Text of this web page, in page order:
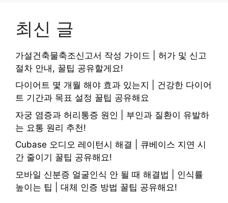
최신 글
가설건축물축조신고서 작성 가이드 | 허가 및 신고
절차 안내, 꿀팁 공유할게요!
다이어트 몇 개월 해야 효과 있는지 | 건강한 다이어
트 기간과 목표 설정 꿀팁 공유해요
자궁 염증과 허리통증 원인 | 부인과 질환이 유발하
는 요통 원리 추천!
Cubase 오디오 레이턴시 해결 | 큐베이스 지연 시
간 줄이기 꿀팁 공유해요!
모바일 신분증 얼굴인식 안 될 때 해결법 | 인식률
높이는 팁 | 대체 인증 방법 꿀팁 공유해요!